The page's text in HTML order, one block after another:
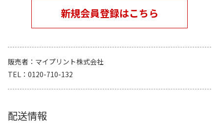
新規会員登録はこちら
販売者
マイプリント株式会社
TEL
0120-710-132
配送情報